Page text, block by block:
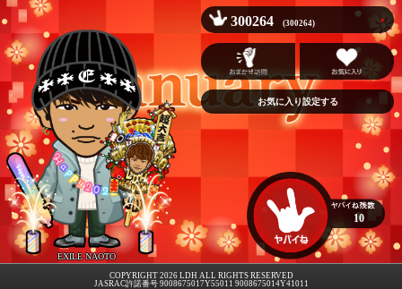
EXILE NAOTO
300264 (300264)
お気に入り設定する
10
COPYRIGHT 2026 LDH ALL RIGHTS RESERVED
JASRAC許諾番号 9008675017Y55011 9008675014Y41011